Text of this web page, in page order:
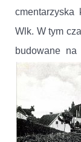
cmentarzyska
Wlk. W tym
budowane na